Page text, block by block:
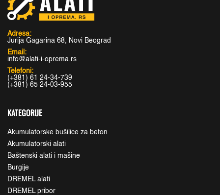
Adresa:
Jurija Gagarina 68, Novi Beograd
Email:
info@alati-i-oprema.rs
Telefoni:
(+381) 61 24-34-739
(+381) 65 24-03-955
KATEGORIJE
Akumulatorske bušilice za beton
Akumulatorski alati
Baštenski alati i mašine
Burgije
DREMEL alati
DREMEL pribor